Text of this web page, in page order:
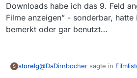
Downloads habe ich das 9. Feld
Filme anzeigen” - sonderbar, hatte
bemerkt oder gar benutzt…
S storelg@DaDirnbocher sagte in